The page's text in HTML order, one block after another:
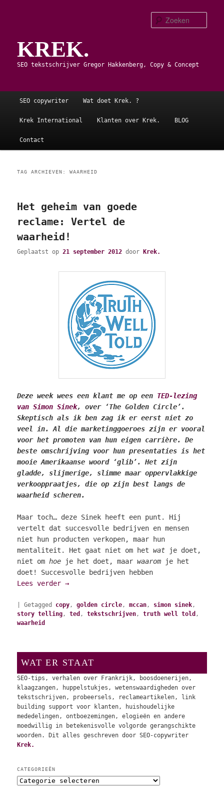
primaire
inhoud
secundaire
inhoudKREK.
SEO tekstschrijver Gregor Hakkenberg, Copy & Concept
Hoofdmenu
SEO copywriter Wat doet Krek. ?
Krek International Klanten over Krek. BLOG
Contact
TAG ARCHIEVEN:WAARHEID
Het geheim van goede
reclame: Vertel de
waarheid!
Geplaatst op21 september 2012 doorKrek.
Deze week wees een klant me op een TED-lezing
van Simon Sinek, over ‘The Golden Circle’.
Skeptisch als ik ben zag ik er eerst niet zo
veel in. Al die marketinggoeroes zijn er vooral
voor het promoten van hun eigen carrière. De
beste omschrijving voor hun presentaties is het
mooie Amerikaanse woord ‘glib’. Het zijn
gladde, slijmerige, slimme maar oppervlakkige
verkooppraatjes, die op zijn best langs de
waarheid scheren.
Maar toch… deze Sinek heeft een punt. Hij
vertelt dat succesvolle bedrijven en mensen
niet hun producten verkopen, maar hun
mentaliteit. Het gaat niet om hetwat je doet,
niet omhoe je het doet, maarwaarom je het
doet! Succesvolle bedrijven hebben
Lees verder→
|Getagged copy,golden circle,mccan, simon sinek,
story telling,ted ,tekstschrijven,truth well told ,
waarheid
WAT ER STAAT
SEO-tips, verhalen over Frankrijk, boosdoenerijen,
klaagzangen, huppelstukjes, wetenswaardigheden over
tekstschrijven, probeersels, reclameartikelen, link
building support voor klanten, huishoudelijke
mededelingen, ontboezemingen, elogieën en andere
moedwillig in betekenisvolle volgorde gerangschikte
woorden. Dit alles geschreven door SEO-copywriter
Krek.
CATEGORIEËN
C